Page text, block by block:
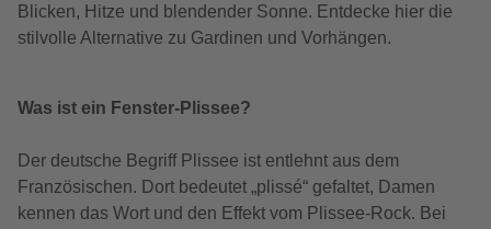
Blicken, Hitze und blendender Sonne. Entdecke hier die
stilvolle Alternative zu Gardinen und Vorhängen.
Was ist ein Fenster-Plissee?
Der deutsche Begriff Plissee ist entlehnt aus dem
Französischen. Dort bedeutet „plissé“ gefaltet, Damen
kennen das Wort und den Effekt vom Plissee-Rock. Bei